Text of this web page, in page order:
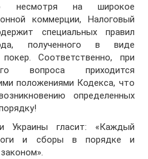
несмотря на широкое
коммерции, Налоговый
специальных правил
полученного в виде
Соответственно, при
вопроса приходится
положениями Кодекса, что
определенных
Украины гласит: «Каждый
и сборы в порядке и